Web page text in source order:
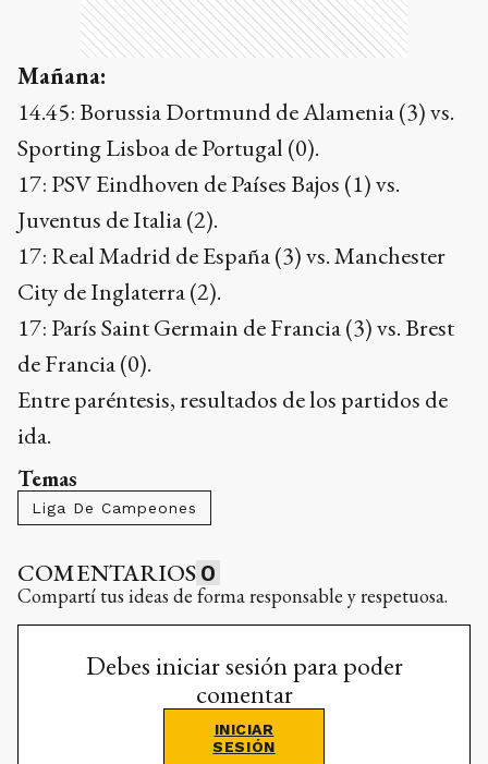
Mañana:
14.45: Borussia Dortmund de Alamenia (3) vs.
Sporting Lisboa de Portugal (0).
17: PSV Eindhoven de Países Bajos (1) vs.
Juventus de Italia (2).
17: Real Madrid de España (3) vs. Manchester
City de Inglaterra (2).
17: París Saint Germain de Francia (3) vs. Brest
de Francia (0).
Entre paréntesis, resultados de los partidos de
ida.
Temas
Liga De Campeones
COMENTARIOS 0
Compartí tus ideas de forma responsable y respetuosa.
Debes iniciar sesión para poder
comentar
INICIAR
SESIÓN